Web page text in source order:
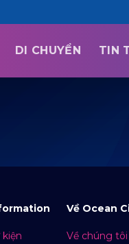
DI CHUYỂN TIN
kiện
Về Ocean
Về chúng tôi